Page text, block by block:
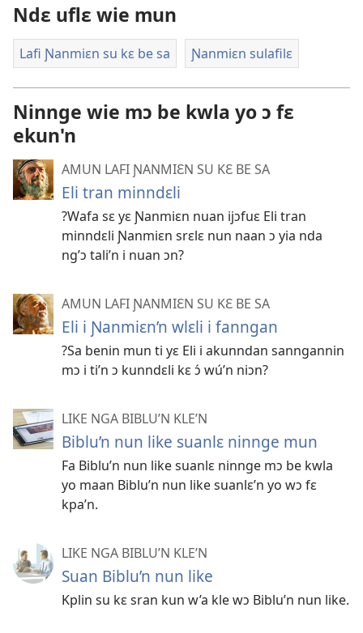
Ndɛ uflɛ wie mun
Lafi Ɲanmiɛn su kɛ be sa Ɲanmiɛn sulafilɛ
Ninnge wie mɔ be kwla yo ɔ fɛ
ekun'n
AMUN LAFI ƝANMIƐN SU KƐ BE SA
Eli tran minndɛli
?Wafa sɛ yɛ Ɲanmiɛn nuan ijɔfuɛ Eli tran
minndɛli Ɲanmiɛn srɛlɛ nun naan ɔ yia nda
ng’ɔ tali’n i nuan ɔn?
AMUN LAFI ƝANMIƐN SU KƐ BE SA
Eli i Ɲanmiɛn’n wlɛli i fanngan
?Sa benin mun ti yɛ Eli i akunndan sanngannin
mɔ i ti’n ɔ kunndɛli kɛ ɔ́ wú’n niɔn?
LIKE NGA BIBLU’N KLE’N
Biblu’n nun like suanlɛ ninnge mun
Fa Biblu’n nun like suanlɛ ninnge mɔ be kwla
yo maan Biblu’n nun like suanlɛ’n yo wɔ fɛ
kpa’n.
LIKE NGA BIBLU’N KLE’N
Suan Biblu’n nun like
Kplin su kɛ sran kun w’a kle wɔ Biblu’n nun like.